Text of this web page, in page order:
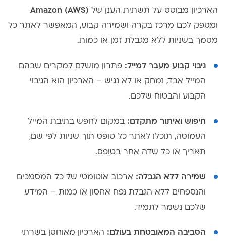
הארכיון מבוסס על תשתית הענן של Amazon (AWS)
ומספק לכם מרכז בקרה ושמירה קבוע, המאפשר לאתר כל
מסמך בשניות ללא מגבלת זמן או כמות.
גיבוי קבוע מעבר למייל: פתרון מושלם למקרים שבהם
המייל אבד, נמחק או לא נגיש – הארכיון הוא הגיבוי
הקבוע והבטוח שלכם.
חיפוש ואיתור מתקדם: במקום לחפש בתיבת המייל
העמוסה, תוכלו לאתר כל טופס תוך שניות לפי שם,
תאריך או כל שדה אחר בטופס.
שמירה ללא הגבלה: ארכוב אוטומטי של כל המסמכים
והנספחים ללא הגבלת נפח אחסון או כמות – המידע
שלכם נשמר לתמיד.
הסביבה המאובטחת בעולם: הארכיון מאוחסן בשרתי